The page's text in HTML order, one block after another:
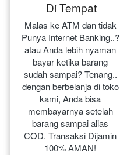
Di Tempat
Malas ke ATM dan tidak
Punya Internet Banking..?
atau Anda lebih nyaman
bayar ketika barang
sudah sampai? Tenang..
dengan berbelanja di toko
kami, Anda bisa
membayarnya setelah
barang sampai alias
COD. Transaksi Dijamin
100% AMAN!